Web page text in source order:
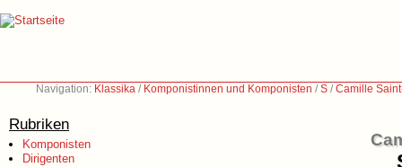
Navigation: Klassika / Komponistinnen und Komponisten /S /Camille
Rubriken
Komponisten
Dirigenten